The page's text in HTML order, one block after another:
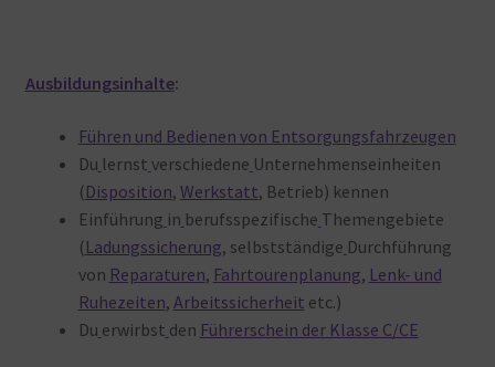
Ausbildungsinhalte:
Führen und Bedienen von Entsorgungsfahrzeugen
Du lernst verschiedene Unternehmenseinheiten
( Disposition, Werkstatt, Betrieb) kennen
Einführung in berufsspezifische Themengebiete
( Ladungssicherung, selbstständige Durchführung
von Reparaturen, Fahrtourenplanung, Lenk- und
Ruhezeiten, Arbeitssicherheit etc.)
Du erwirbst den Führerschein der Klasse C/CE